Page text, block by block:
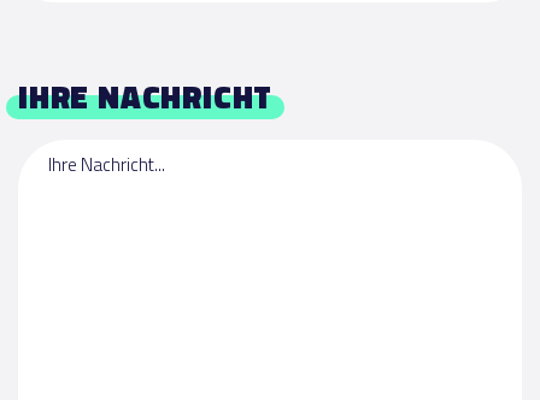
IHRE NACHRICHT
Ihre Nachricht...